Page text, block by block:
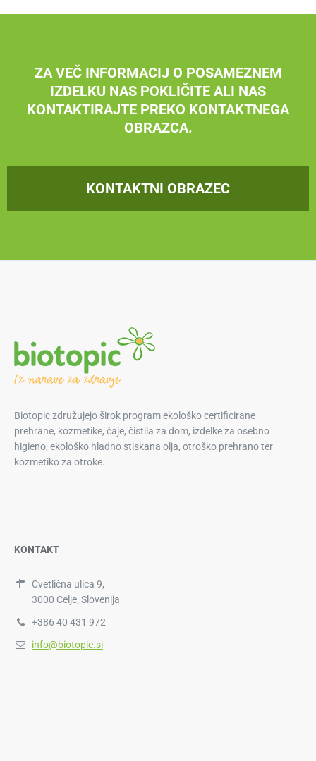
ZA VEČ INFORMACIJ O POSAMEZNEM
IZDELKU NAS POKLIČITE ALI NAS
KONTAKTIRAJTE PREKO KONTAKTNEGA
OBRAZCA.
KONTAKTNI OBRAZEC
Biotopic združujejo širok program ekološko certificirane
prehrane, kozmetike, čaje, čistila za dom, izdelke za osebno
higieno, ekološko hladno stiskana olja, otroško prehrano ter
kozmetiko za otroke.
KONTAKT
Cvetlična ulica 9,
3000 Celje, Slovenija
+386 40 431 972
info@biotopic.si